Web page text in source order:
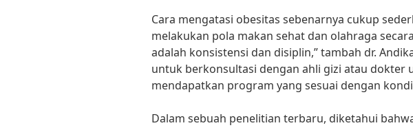
Cara mengatasi obesitas sebenarnya cukup
melakukan pola makan sehat dan olahraga
adalah konsistensi dan disiplin,” tambah dr.
untuk berkonsultasi dengan ahli gizi atau dokter
mendapatkan program yang sesuai dengan
Dalam sebuah penelitian terbaru, diketahui